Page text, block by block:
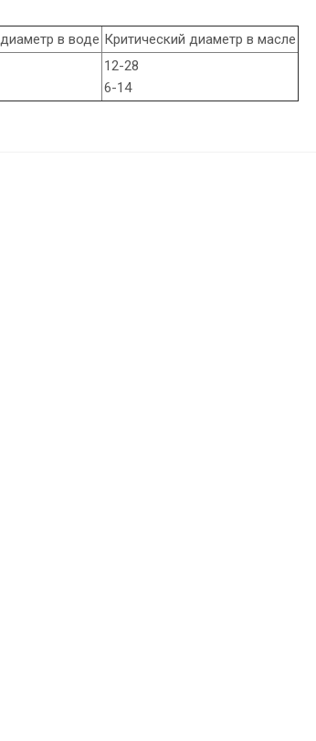
в воде Критический диаметр в масле
12-28
6-14